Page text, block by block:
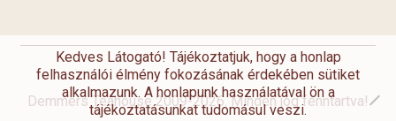
Demmers Teahouse 2009-2026. Minden jog fenntartva!
Kedves Látogató! Tájékoztatjuk, hogy a honlap
felhasználói élmény fokozásának érdekében sütiket
alkalmazunk. A honlapunk használatával ön a
tájékoztatásunkat tudomásul veszi.